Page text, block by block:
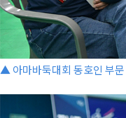
▲ 아마바둑대회 동호인 부문